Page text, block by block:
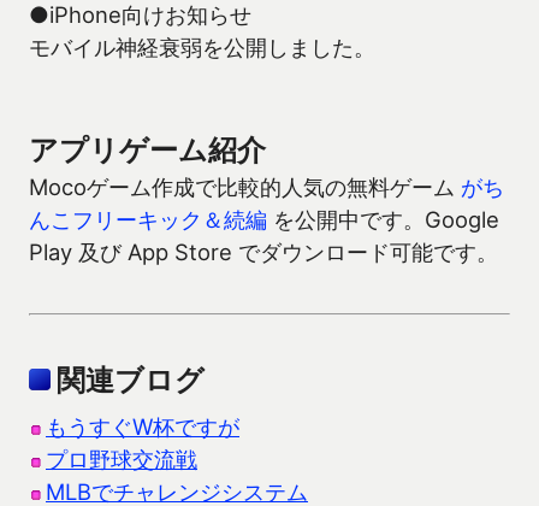
●iPhone向けお知らせ
モバイル神経衰弱を公開しました。
アプリゲーム紹介
Mocoゲーム作成で比較的人気の無料ゲーム がち
んこフリーキック＆続編 を公開中です。Google
Play 及び App Store でダウンロード可能です。
関連ブログ
もうすぐW杯ですが
プロ野球交流戦
MLBでチャレンジシステム